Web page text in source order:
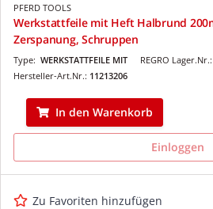
PFERD TOOLS
Werkstattfeile mit Heft Halbrund
Zerspanung, Schruppen
REGRO Lager.Nr.:
Type: WERKSTATTFEILE MIT
Hersteller-Art.Nr.: 11213206
In den Warenkorb
Einloggen
Zu Favoriten hinzufügen